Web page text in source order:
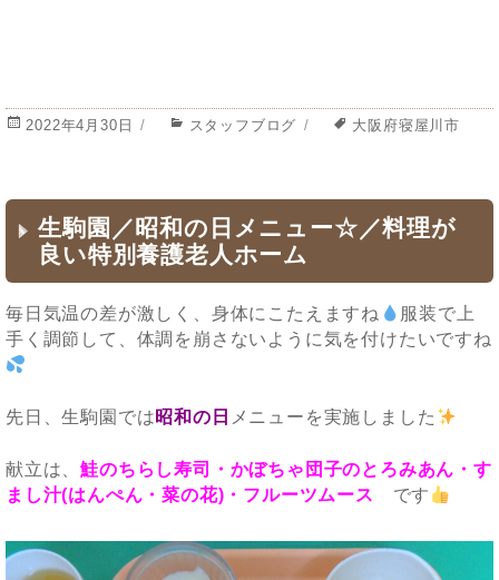
投
2022年4月30日
カ
ー
スタッフブログ
タ
大阪府寝屋川市
生駒園／昭和の日メニュー☆／料理が
良い特別養護老人ホーム
毎日気温の差が激しく、身体にこたえますね
服装で上
手く調節して、体調を崩さないように気を付けたいですね
先日、生駒園では 昭和の日 メニューを実施しました
献立は、鮭のちらし寿司・かぼちゃ団子のとろみあん・す
まし汁(はんぺん・菜の花)・フルーツムース
です